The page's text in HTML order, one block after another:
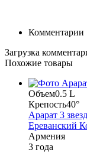
Комментарии
Загрузка
Похожие товары
Объем0.5 L
Крепость40°
Арарат 3
Ереванский
Армения
3 года